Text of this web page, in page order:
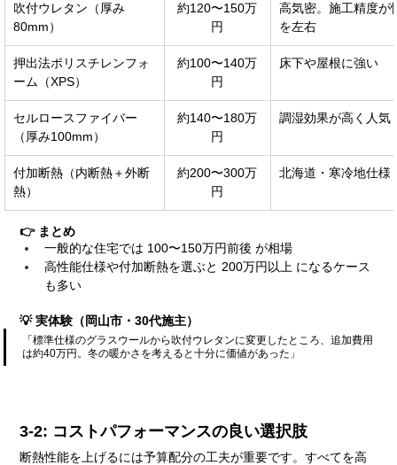
吹付ウレタン（厚み
80mm）
約120〜150万
円
高気密。施工精度が
を左右
押出法ポリスチレンフォ
ーム（XPS）
約100〜140万
円
床下や屋根に強い
セルロースファイバー
（厚み100mm）
約140〜180万
円
調湿効果が高く人気
付加断熱（内断熱＋外断
熱）
約200〜300万
円
北海道・寒冷地仕様
👉 まとめ
一般的な住宅では 100〜150万円前後 が相場
高性能仕様や付加断熱を選ぶと 200万円以上 になるケース
も多い
💡 実体験（岡山市・30代施主）
「標準仕様のグラスウールから吹付ウレタンに変更したところ、追加費用
は約40万円。冬の暖かさを考えると十分に価値があった」
3-2: コストパフォーマンスの良い選択肢
断熱性能を上げるには予算配分の工夫が重要です。すべてを高